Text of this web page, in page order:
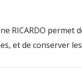
RICARDO permet
et de conserver